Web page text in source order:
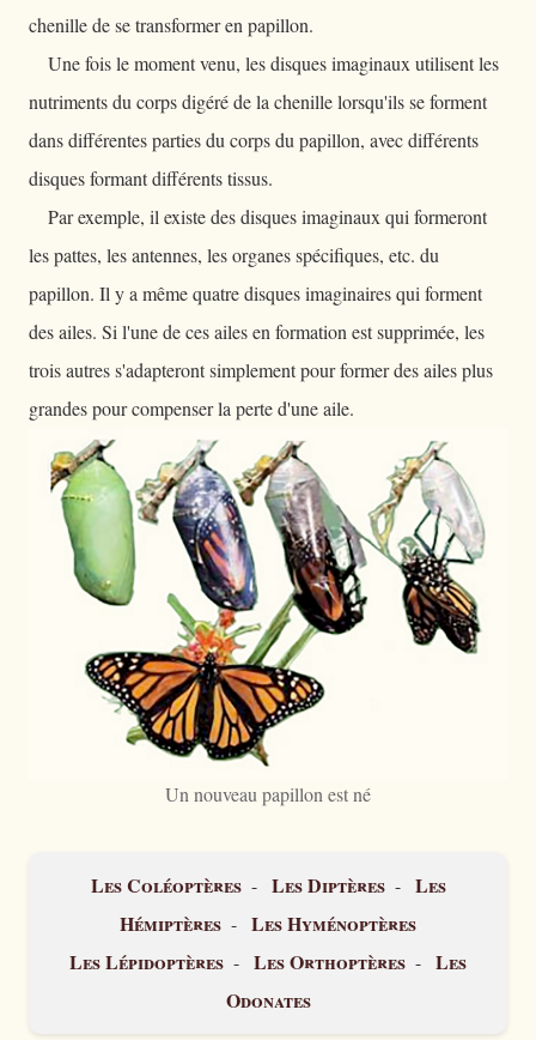
chenille de se transformer en papillon.
Une fois le moment venu, les disques imaginaux utilisent les
nutriments du corps digéré de la chenille lorsqu'ils se forment
dans différentes parties du corps du papillon, avec différents
disques formant différents tissus.
Par exemple, il existe des disques imaginaux qui formeront
les pattes, les antennes, les organes spécifiques, etc. du
papillon. Il y a même quatre disques imaginaires qui forment
des ailes. Si l'une de ces ailes en formation est supprimée, les
trois autres s'adapteront simplement pour former des ailes plus
grandes pour compenser la perte d'une aile.
Un nouveau papillon est né
Les Coléoptères- Les Diptères- Les
Hémiptères - Les Hyménoptères
Les Lépidoptères - Les Orthoptères - Les
Odonates